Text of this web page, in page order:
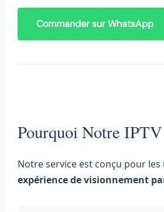
Commander sur WhatsApp
Pourquoi Notre
Notre service est conçu pour
expérience de visionnement